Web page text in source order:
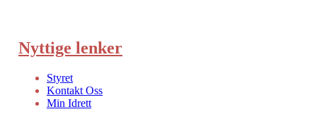
Nyttige lenker
Styret
Kontakt Oss
Min Idrett